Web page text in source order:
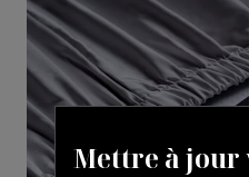
Mettre à